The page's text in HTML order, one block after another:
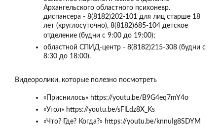
Архангельского областного психоневр.
диспансера - 8(8182)202-101 для лиц старше 18
лет (круглосуточно), 8(8182)685-104 детское
отделение (будни с 9:00 до 19:00);
областной СПИД-центр - 8(8182)215-308 (будни с
8:30 до 18:00).
Видеоролики, которые полезно посмотреть
«Приснилось» https://youtu.be/B9G4eq7mY4o
«Угол» https://youtu.be/sFlLdz8X_Ks
«Что? Где? Когда?» https://youtu.be/knnuIg8SDYM